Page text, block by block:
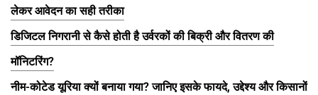
लेकर आवेदन का सही तरीका
डिजिटल निगरानी से कैसे होती है उर्वरकों की बिक्री और वितरण की
मॉनिटरिंग?
नीम-कोटेड यूरिया क्यों बनाया गया? जानिए इसके फायदे, उद्देश्य और किसानों